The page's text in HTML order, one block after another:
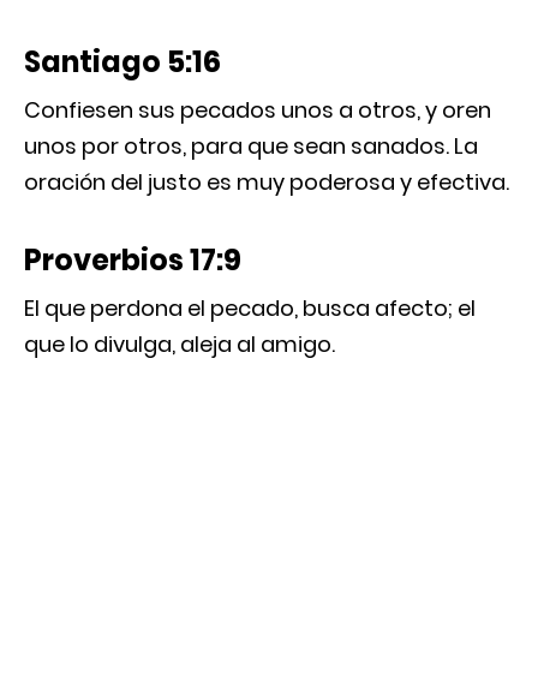
Santiago 5:16
Confiesen sus pecados unos a otros, y oren
unos por otros, para que sean sanados. La
oración del justo es muy poderosa y efectiva.
Proverbios 17:9
El que perdona el pecado, busca afecto; el
que lo divulga, aleja al amigo.